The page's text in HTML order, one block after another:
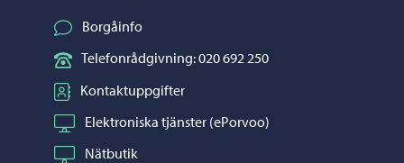
Borgåinfo
Telefonrådgivning: 020 692 250
Kontaktuppgifter
Elektroniska tjänster (ePorvoo)
Nätbutik